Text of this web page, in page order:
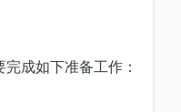
成如下准备工作：